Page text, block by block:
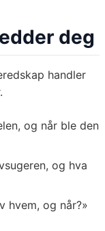
deg
handler
og når ble den
og hva
hvem, og når?»